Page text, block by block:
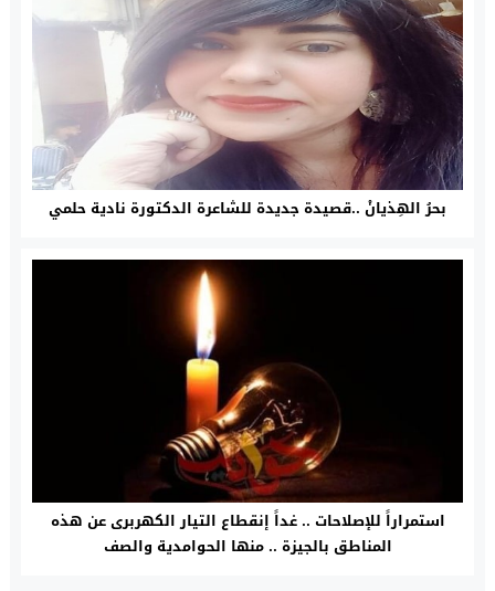
بحرُ الهِذيانْ ..قصيدة جديدة للشاعرة الدكتورة نادية حلمي
استمراراً للإصلاحات .. غداً إنقطاع التيار الكهربرى عن هذه
المناطق بالجيزة .. منها الحوامدية والصف